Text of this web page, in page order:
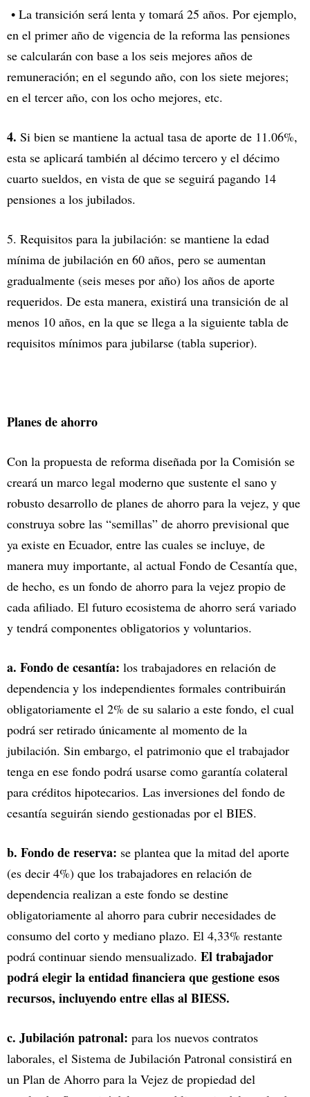
• La transición será lenta y tomará 25 años. Por ejemplo,
en el primer año de vigencia de la reforma las pensiones
se calcularán con base a los seis mejores años de
remuneración; en el segundo año, con los siete mejores;
en el tercer año, con los ocho mejores, etc.
4. Si bien se mantiene la actual tasa de aporte de 11.06%,
esta se aplicará también al décimo tercero y el décimo
cuarto sueldos, en vista de que se seguirá pagando 14
pensiones a los jubilados.
5. Requisitos para la jubilación: se mantiene la edad
mínima de jubilación en 60 años, pero se aumentan
gradualmente (seis meses por año) los años de aporte
requeridos. De esta manera, existirá una transición de al
menos 10 años, en la que se llega a la siguiente tabla de
requisitos mínimos para jubilarse (tabla superior).
Planes de ahorro
Con la propuesta de reforma diseñada por la Comisión se
creará un marco legal moderno que sustente el sano y
robusto desarrollo de planes de ahorro para la vejez, y que
construya sobre las “semillas” de ahorro previsional que
ya existe en Ecuador, entre las cuales se incluye, de
manera muy importante, al actual Fondo de Cesantía que,
de hecho, es un fondo de ahorro para la vejez propio de
cada afiliado. El futuro ecosistema de ahorro será variado
y tendrá componentes obligatorios y voluntarios.
a. Fondo de cesantía: los trabajadores en relación de
dependencia y los independientes formales contribuirán
obligatoriamente el 2% de su salario a este fondo, el cual
podrá ser retirado únicamente al momento de la
jubilación. Sin embargo, el patrimonio que el trabajador
tenga en ese fondo podrá usarse como garantía colateral
para créditos hipotecarios. Las inversiones del fondo de
cesantía seguirán siendo gestionadas por el BIES.
b. Fondo de reserva: se plantea que la mitad del aporte
(es decir 4%) que los trabajadores en relación de
dependencia realizan a este fondo se destine
obligatoriamente al ahorro para cubrir necesidades de
consumo del corto y mediano plazo. El 4,33% restante
podrá continuar siendo mensualizado. El trabajador
podrá elegir la entidad financiera que gestione esos
recursos, incluyendo entre ellas al BIESS.
c. Jubilación patronal: para los nuevos contratos
laborales, el Sistema de Jubilación Patronal consistirá en
un Plan de Ahorro para la Vejez de propiedad del